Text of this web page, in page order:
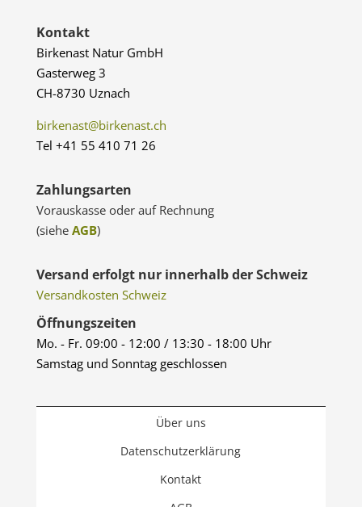
Kontakt
Birkenast Natur GmbH
Gasterweg 3
CH-8730 Uznach
birkenast@birkenast.ch
Tel +41 55 410 71 26
Zahlungsarten
Vorauskasse oder auf Rechnung
(siehe AGB)
Versand erfolgt nur innerhalb der Schweiz
Versandkosten Schweiz
Öffnungszeiten
Mo. - Fr. 09:00 - 12:00 / 13:30 - 18:00 Uhr
Samstag und Sonntag geschlossen
Über uns
Datenschutzerklärung
Kontakt